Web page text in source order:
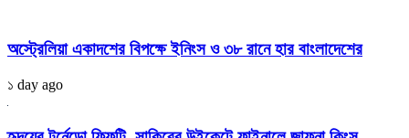
অস্ট্রেলিয়া একাদশের বিপক্ষে ইনিংস ও ৩৮ রানে হার বাংলাদেশের
১ day ago